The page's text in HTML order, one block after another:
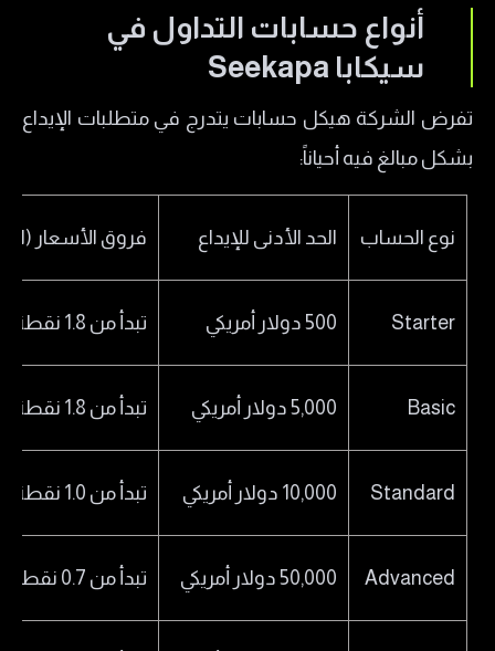
أنواع حسابات التداول في
سيكابا Seekapa
تفرض الشركة هيكل حسابات يتدرج في متطلبات الإيداع
بشكل مبالغ فيه أحياناً:
نوع الحساب الحد الأدنى للإيداع فروق الأسعار
Starter 500 دولار أمريكي تبدأ من 1.8 نقطة
Basic 5,000 دولار أمريكي تبدأ من 1.8 نقطة
Standard 10,000 دولار أمريكي تبدأ من 1.0 نقطة
Advanced 50,000 دولار أمريكي تبدأ من 0.7 نقطة